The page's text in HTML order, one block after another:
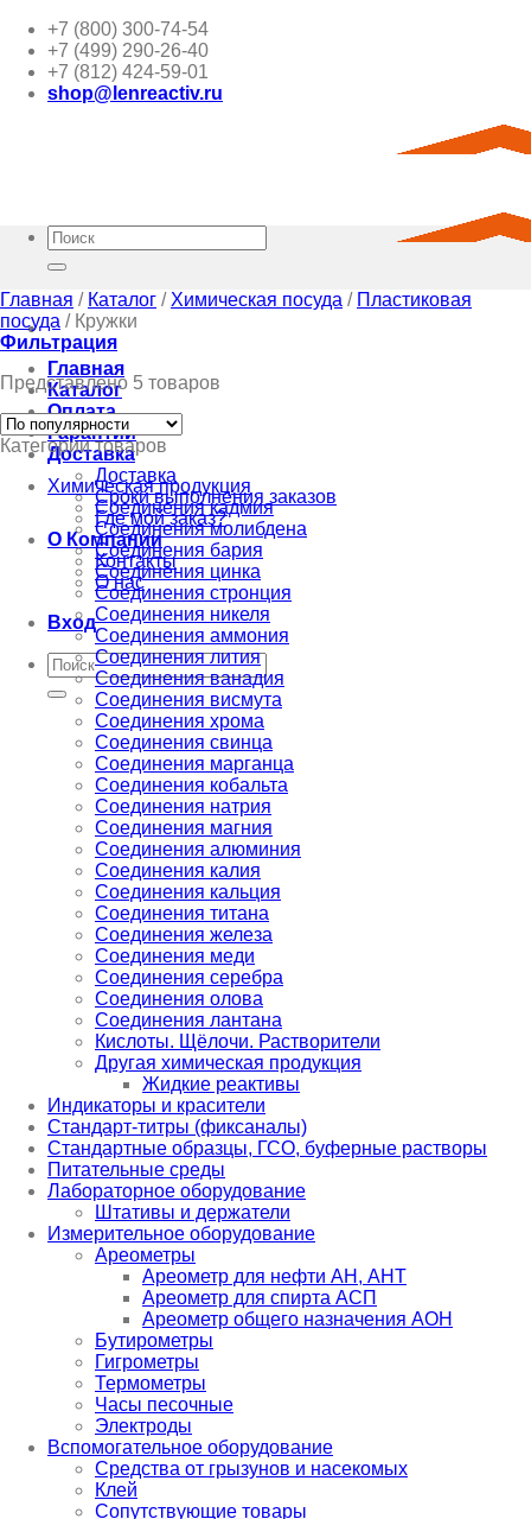
Skip
content
+7 (800) 300-74-54
+7 (499) 290-26-40
+7 (812) 424-59-01
shop@lenreactiv.ru
Главная
Каталог
Оплата
Гарантии
Доставка
Доставка
Сроки выполнения заказов
Где мой заказ?
О Компании
Контакты
О нас
Вход
Искать:
Искать:
Главная / Каталог / Химическая посуда / Пластиковая
посуда /Кружки
Фильтрация
Представлено 5 товаров
Категории товаров
Химическая продукция
Соединения кадмия
Соединения молибдена
Соединения бария
Соединения цинка
Соединения стронция
Соединения никеля
Соединения аммония
Соединения лития
Соединения ванадия
Соединения висмута
Соединения хрома
Соединения свинца
Соединения марганца
Соединения кобальта
Соединения натрия
Соединения магния
Соединения алюминия
Соединения калия
Соединения кальция
Соединения титана
Соединения железа
Соединения меди
Соединения серебра
Соединения олова
Соединения лантана
Кислоты. Щёлочи. Растворители
Другая химическая продукция
Жидкие реактивы
Индикаторы и красители
Стандарт-титры (фиксаналы)
Стандартные образцы, ГСО, буферные растворы
Питательные среды
Лабораторное оборудование
Штативы и держатели
Измерительное оборудование
Ареометры
Ареометр для нефти АН, АНТ
Ареометр для спирта АСП
Ареометр общего назначения АОН
Бутирометры
Гигрометры
Термометры
Часы песочные
Электроды
Вспомогательное оборудование
Средства от грызунов и насекомых
Клей
Сопутствующие товары